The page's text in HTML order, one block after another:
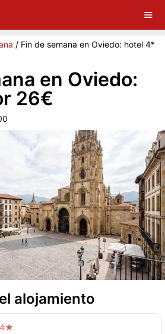
/ Fin de semana en Oviedo: hotel 4*
en Oviedo:
26€
alojamiento
4★
en Google ×